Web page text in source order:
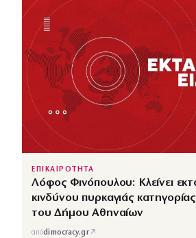
ΕΠΙΚΑΙΡΟΤΗΤΑ
Λόφος Φινόπουλου: Κλείνει
κινδύνου πυρκαγιάς
του Δήμου Αθηναίων
απόdimocracy.gr↗